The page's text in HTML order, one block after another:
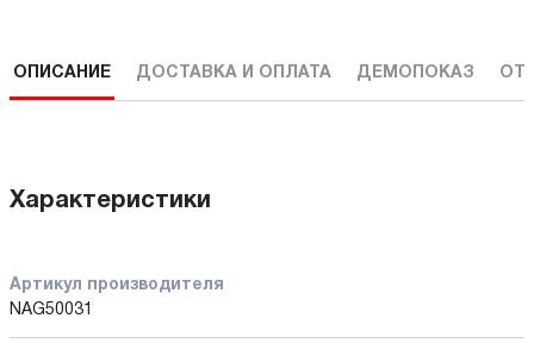
ОПИСАНИЕ ДОСТАВКА И ОПЛАТА ДЕМОПОКАЗ
Характеристики
Артикул производителя
NAG50031